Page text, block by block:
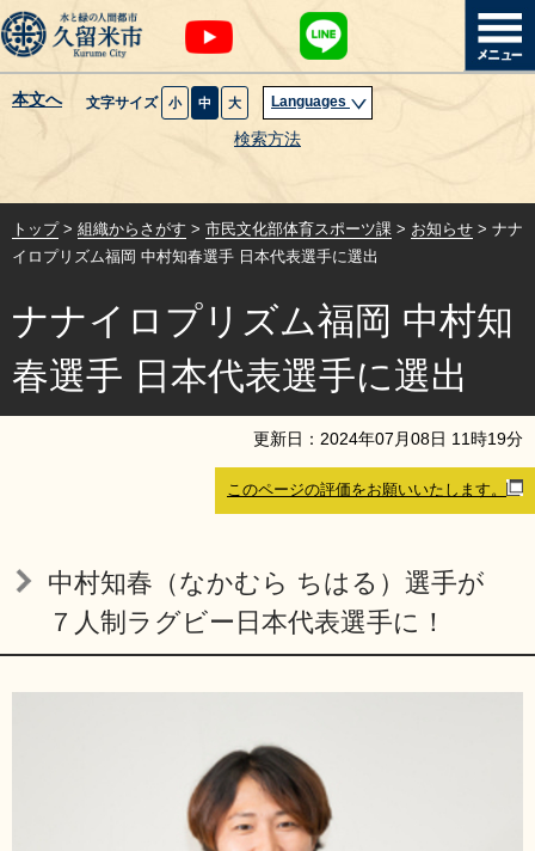
本文へ 文字サイズ 小 中 大 Languages
検索方法
暮らし・届出
健康・医療・福祉
観光魅力・イベント
創業・産業・ビジネス
組織から探す
プライバシーポリシー
閉じる
トップ> 組織からさがす > 市民文化部体育スポーツ課 > お知らせ > ナナ
イロプリズム福岡 中村知春選手 日本代表選手に選出
ナナイロプリズム福岡 中村知
春選手 日本代表選手に選出
更新日： 2024年07 月08日 11時19分
このページの評価をお願いいたします。
中村知春（なかむら ちはる）選手が
７人制ラグビー日本代表選手に！